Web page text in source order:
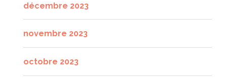
décembre 2023
novembre 2023
octobre 2023